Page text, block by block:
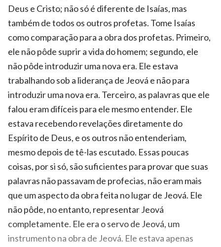
Deus e Cristo; não só é diferente de Isaías, mas
também de todos os outros profetas. Tome Isaías
como comparação para a obra dos profetas. Primeiro,
ele não pôde suprir a vida do homem; segundo, ele
não pôde introduzir uma nova era. Ele estava
trabalhando sob a liderança de Jeová e não para
introduzir uma nova era. Terceiro, as palavras que ele
falou eram difíceis para ele mesmo entender. Ele
estava recebendo revelações diretamente do
Espírito de Deus, e os outros não entenderiam,
mesmo depois de tê-las escutado. Essas poucas
coisas, por si só, são suficientes para provar que suas
palavras não passavam de profecias, não eram mais
que um aspecto da obra feita no lugar de Jeová. Ele
não pôde, no entanto, representar Jeová
completamente. Ele era o servo de Jeová, um
instrumento na obra de Jeová. Ele estava apenas